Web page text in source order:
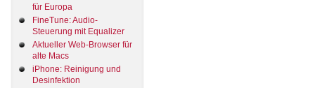
für Europa
FineTune: Audio-
Steuerung mit Equalizer
Aktueller Web-Browser für
alte Macs
iPhone: Reinigung und
Desinfektion